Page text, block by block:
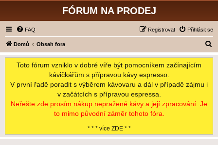
FÓRUM NA PRODEJ
FAQ Přihlásit se
Registrovat
Domů Obsah fora
l
Toto fórum vzniklo v dobré víře být pomocníkem začínajícím
kávičkářům s přípravou kávy espresso.
V první řadě poradit s výběrem kávovaru a dál v případě zájmu i
v začátcích s přípravou espressa.
Neřešte zde prosím nákup nepražené kávy a její zpracování. Je
to mimo původní záměr tohoto fóra.
* * * více ZDE * *